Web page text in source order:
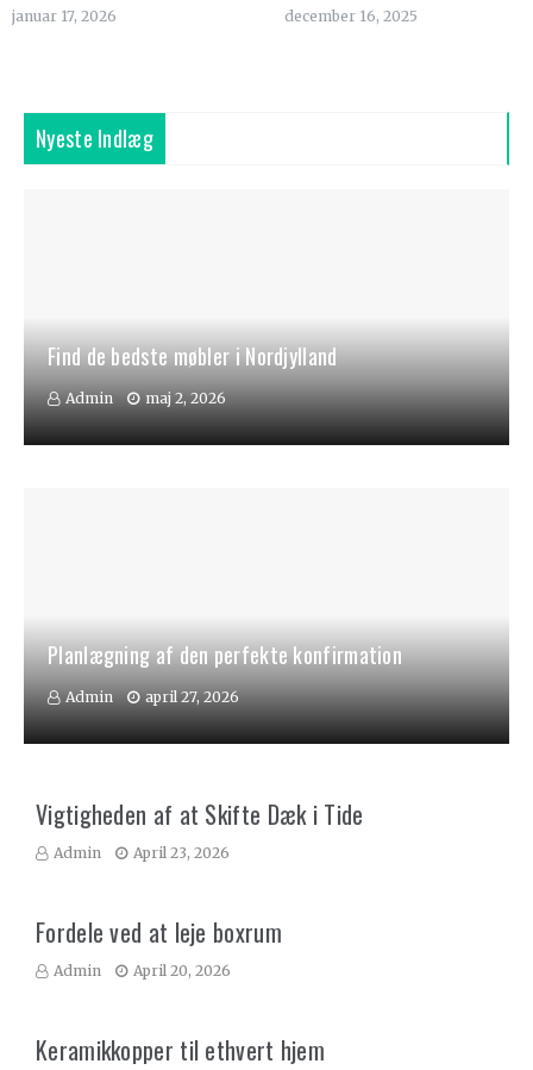
januar 17, 2026 december 16, 2025
Nyeste Indlæg
Find de bedste møbler i Nordjylland
Admin maj 2, 2026
Planlægning af den perfekte konfirmation
Admin april 27, 2026
Vigtigheden af at Skifte Dæk i Tide
Admin April 23, 2026
Fordele ved at leje boxrum
Admin April 20, 2026
Keramikkopper til ethvert hjem